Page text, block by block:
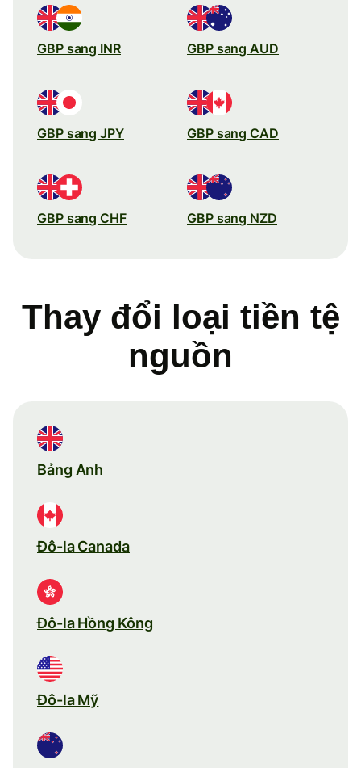
GBP sang INR GBP sang AUD
GBP sang JPY GBP sang CAD
GBP sang CHF GBP sang NZD
Thay đổi loại tiền tệ
nguồn
Bảng Anh
Đô-la Canada
Đô-la Hồng Kông
Đô-la Mỹ